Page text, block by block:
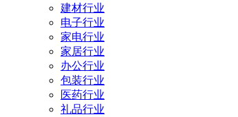
建材行业
电子行业
家电行业
家居行业
办公行业
包装行业
医药行业
礼品行业